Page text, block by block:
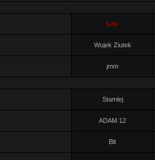
Leo
Wujek Ziutek
jmm
Stamlej
ADAM 12
Blt